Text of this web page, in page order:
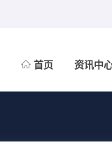
首页 资讯中